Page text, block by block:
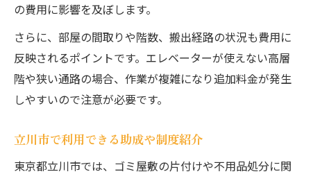
の費用に影響を及ぼします。
さらに、部屋の間取りや階数、搬出経路の状況も費用に
反映されるポイントです。エレベーターが使えない高層
階や狭い通路の場合、作業が複雑になり追加料金が発生
しやすいので注意が必要です。
立川市で利用できる助成や制度紹介
東京都立川市では、ゴミ屋敷の片付けや不用品処分に関